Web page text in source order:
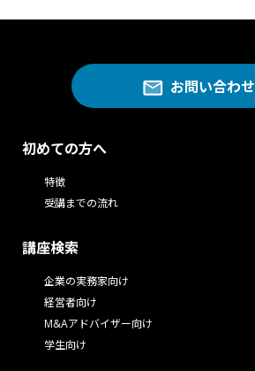
初めての方へ
特徴
受講までの流れ
講座検索
企業の実務家向け
経営者向け
M&Aアドバイザー向け
学生向け
お問い合わせ